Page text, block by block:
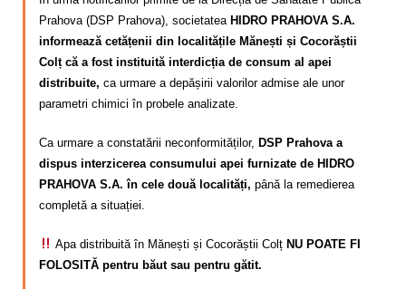
Prahova (DSP Prahova), societatea HIDRO PRAHOVA S.A.
informează cetățenii din localitățile Mănești și Cocorăștii
Colț că a fost instituită interdicția de consum al apei
distribuite, ca urmare a depășirii valorilor admise ale unor
parametri chimici în probele analizate.
Ca urmare a constatării neconformităților, DSP Prahova a
dispus interzicerea consumului apei furnizate de HIDRO
PRAHOVA S.A. în cele două localități, până la remedierea
completă a situației.
Apa distribuită în Mănești și Cocorăștii Colț NU POATE FI
FOLOSITĂ pentru băut sau pentru gătit.